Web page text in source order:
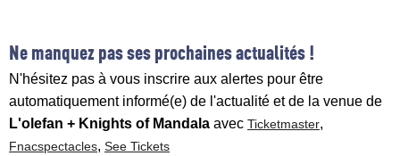
Ne manquez pas ses prochaines actualités !
N'hésitez pas à vous inscrire aux alertes pour être
automatiquement informé(e) de l'actualité et de la venue de
L'olefan + Knights of Mandala avec Ticketmaster,
Fnacspectacles, See Tickets